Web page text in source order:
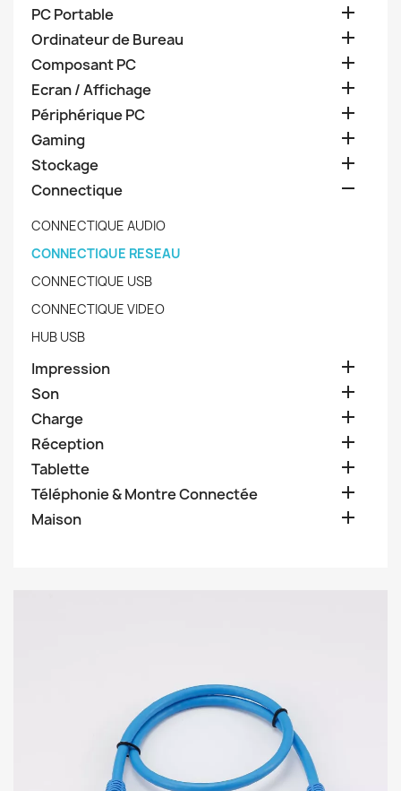
PC Portable

Ordinateur de Bureau 
Composant PC 
Ecran / Affichage 
Périphérique PC 
Gaming 
Stockage 
Connectique 
CONNECTIQUE AUDIO
CONNECTIQUE RESEAU
CONNECTIQUE USB
CONNECTIQUE VIDEO
HUB USB
Impression 
Son 
Charge 
Réception 
Tablette 
Téléphonie & Montre Connectée 
Maison 